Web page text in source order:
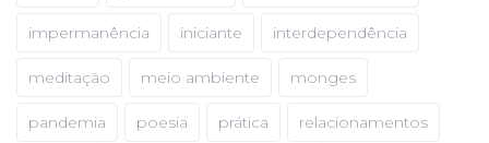
impermanência iniciante interdependência
meditação meio ambiente monges
pandemia poesia prática relacionamentos